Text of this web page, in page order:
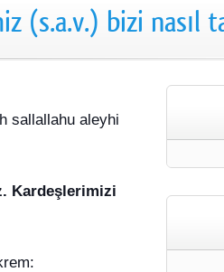
(s.a.v.) bizi nasıl
sallallahu aleyhi
Kardeşlerimizi